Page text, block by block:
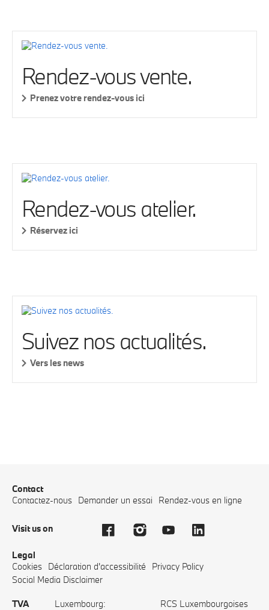
Rendez-vous vente.
Prenez votre rendez-vous ici
Rendez-vous atelier.
Réservez ici
Suivez nos actualités.
Vers les news
Contact
Contactez-nous Demander un essai Rendez-vous en ligne
Visit us on
Legal
Cookies Déclaration d'accessibilité
Privacy Policy
Social Media Disclaimer
TVA Luxembourg: RCS Luxembourgoises